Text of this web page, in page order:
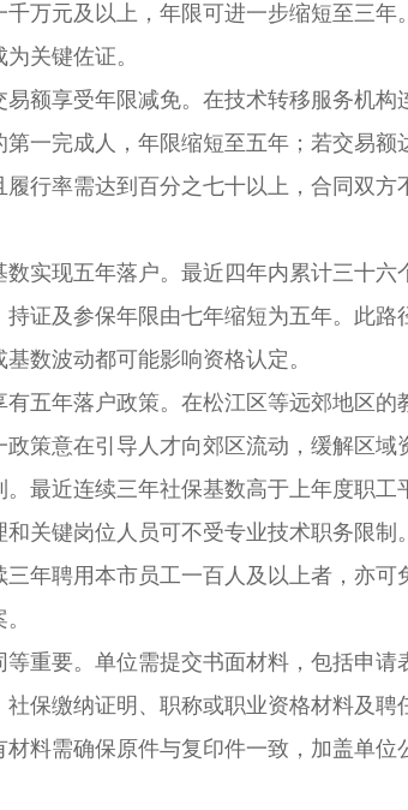
万元及以上，年限可进一步缩短至三年
关键佐证。
享受年限减免。在技术转移服务机构
一完成人，年限缩短至五年；若交易额
行率需达到百分之七十以上，合同双方
现五年落户。最近四年内累计三十六
证及参保年限由七年缩短为五年。此路
数波动都可能影响资格认定。
年落户政策。在松江区等远郊地区的
策意在引导人才向郊区流动，缓解区域
近连续三年社保基数高于上年度职工
关键岗位人员可不受专业技术职务限制
年聘用本市员工一百人及以上者，亦可
要。单位需提交书面材料，包括申请
保缴纳证明、职称或职业资格材料及聘
料需确保原件与复印件一致，加盖单位